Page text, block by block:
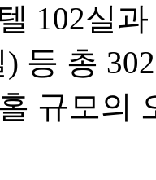
102실
) 등 총
규모의